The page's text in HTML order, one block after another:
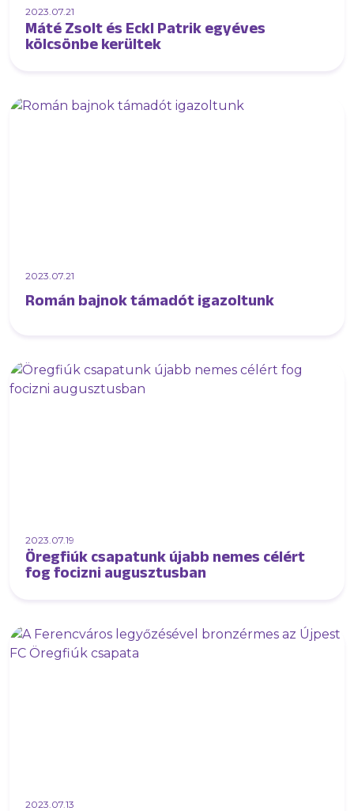
2023.07.21
Máté Zsolt és Eckl Patrik egyéves
kölcsönbe kerültek
2023.07.21
Román bajnok támadót igazoltunk
2023.07.19
Öregfiúk csapatunk újabb nemes célért
fog focizni augusztusban
2023.07.13